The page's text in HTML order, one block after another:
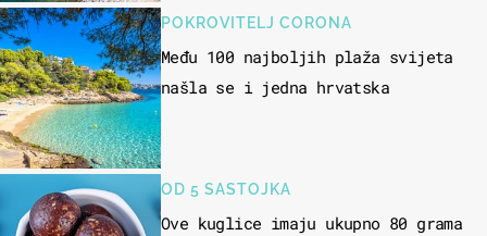
POKROVITELJ CORONA
Među 100 najboljih plaža svijeta
našla se i jedna hrvatska
OD 5 SASTOJKA
Ove kuglice imaju ukupno 80 grama